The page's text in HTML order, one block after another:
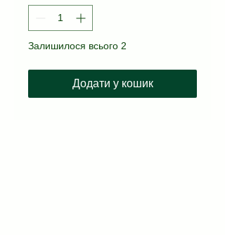
Залишилося всього 2
Додати у кошик